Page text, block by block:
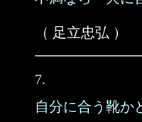
（ 足立忠弘 ）
7.
自分に合う靴か